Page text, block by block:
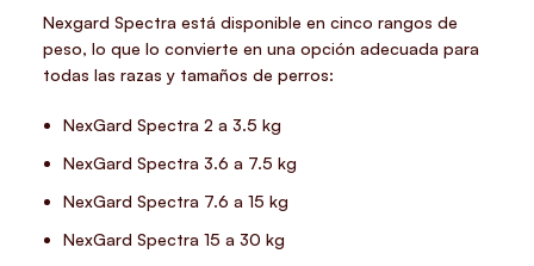
Nexgard Spectra está disponible en cinco rangos de
peso, lo que lo convierte en una opción adecuada para
todas las razas y tamaños de perros:
NexGard Spectra 2 a 3.5 kg
NexGard Spectra 3.6 a 7.5 kg
NexGard Spectra 7.6 a 15 kg
NexGard Spectra 15 a 30 kg